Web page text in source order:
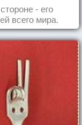
- его
всего мира.